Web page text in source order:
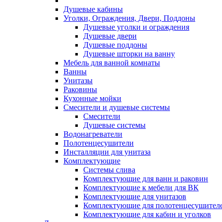
Душевые кабины
Уголки, Ограждения, Двери, Поддоны
Душевые уголки и ограждения
Душевые двери
Душевые поддоны
Душевые шторки на ванну
Мебель для ванной комнаты
Ванны
Унитазы
Раковины
Кухонные мойки
Смесители и душевые системы
Смесители
Душевые системы
Водонагреватели
Полотенцесушители
Инсталляции для унитаза
Комплектующие
Системы слива
Комплектующие для ванн и раковин
Комплектующие к мебели для ВК
Комплектующие для унитазов
Комплектующие для
Комплектующие для кабин и уголков